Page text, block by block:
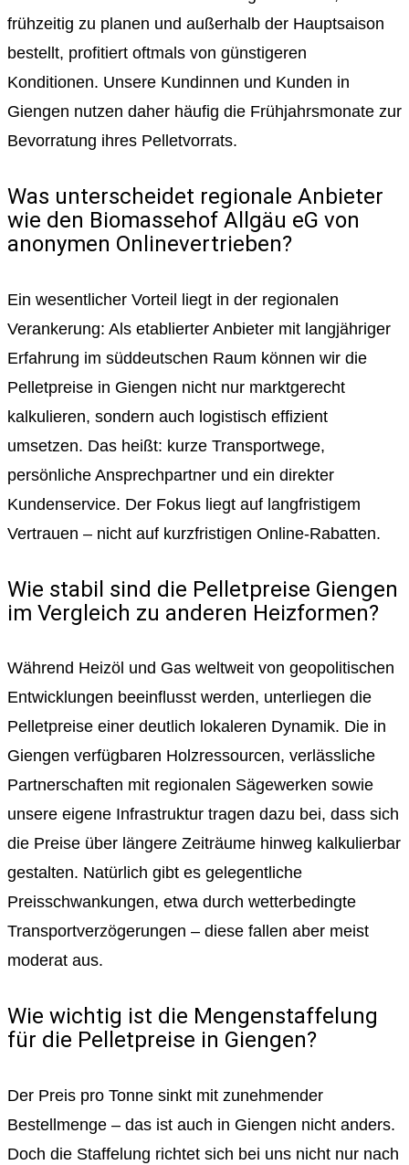
frühzeitig zu planen und außerhalb der Hauptsaison
bestellt, profitiert oftmals von günstigeren
Konditionen. Unsere Kundinnen und Kunden in
Giengen nutzen daher häufig die Frühjahrsmonate zur
Bevorratung ihres Pelletvorrats.
Was unterscheidet regionale Anbieter
wie den Biomassehof Allgäu eG von
anonymen Onlinevertrieben?
Ein wesentlicher Vorteil liegt in der regionalen
Verankerung: Als etablierter Anbieter mit langjähriger
Erfahrung im süddeutschen Raum können wir die
Pelletpreise in Giengen nicht nur marktgerecht
kalkulieren, sondern auch logistisch effizient
umsetzen. Das heißt: kurze Transportwege,
persönliche Ansprechpartner und ein direkter
Kundenservice. Der Fokus liegt auf langfristigem
Vertrauen – nicht auf kurzfristigen Online-Rabatten.
Wie stabil sind die Pelletpreise Giengen
im Vergleich zu anderen Heizformen?
Während Heizöl und Gas weltweit von geopolitischen
Entwicklungen beeinflusst werden, unterliegen die
Pelletpreise einer deutlich lokaleren Dynamik. Die in
Giengen verfügbaren Holzressourcen, verlässliche
Partnerschaften mit regionalen Sägewerken sowie
unsere eigene Infrastruktur tragen dazu bei, dass sich
die Preise über längere Zeiträume hinweg kalkulierbar
gestalten. Natürlich gibt es gelegentliche
Preisschwankungen, etwa durch wetterbedingte
Transportverzögerungen – diese fallen aber meist
moderat aus.
Wie wichtig ist die Mengenstaffelung
für die Pelletpreise in Giengen?
Der Preis pro Tonne sinkt mit zunehmender
Bestellmenge – das ist auch in Giengen nicht anders.
Doch die Staffelung richtet sich bei uns nicht nur nach